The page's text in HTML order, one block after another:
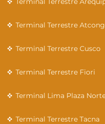
Terminal Terrestre
Terminal Terrestre Cusco
Terminal Terrestre Fiori
Terminal Lima Plaza
Terminal Terrestre Tacna